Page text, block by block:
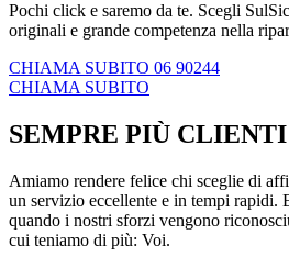
Pochi click e saremo da te. Scegli
originali e grande competenza nella
CHIAMA SUBITO 06 90244
CHIAMA SUBITO
SEMPRE PIÙ
Amiamo rendere felice chi sceglie di
un servizio eccellente e in tempi rapidi.
quando i nostri sforzi vengono
cui teniamo di più: Voi.